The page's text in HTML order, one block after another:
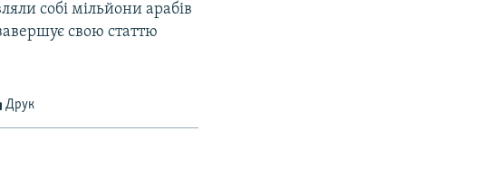
собі мільйони арабів
свою статтю
Друк